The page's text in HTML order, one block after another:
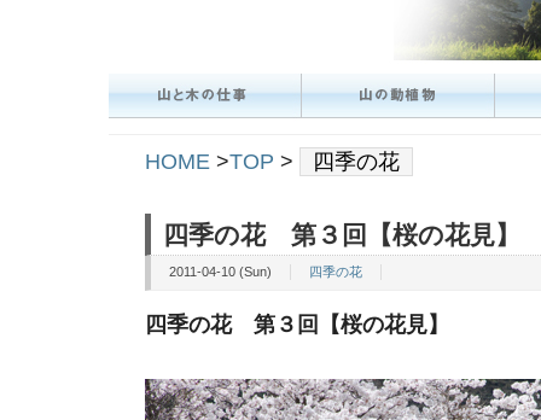
HOME >TOP > 四季の花
四季の花 第３回【桜の花見】
2011-04-10 (Sun) 四季の花
四季の花 第３回【桜の花見】